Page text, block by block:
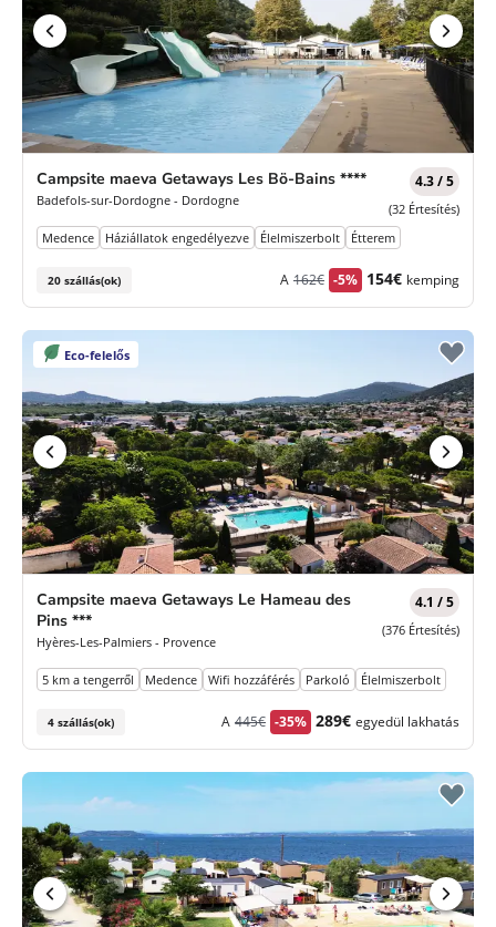
Campsite maeva Getaways Les Bö-Bains ****
Badefols-sur-Dordogne - Dordogne
4.3 / 5
(32 Értesítés)
Medence
Háziállatok engedélyezve Élelmiszerbolt Étterem
20 szállás(ok) A Korábbi
162€ -5% Új
154€ kemping
Eco-felelős
Campsite maeva Getaways Le Hameau des
Pins ***
Hyères-Les-Palmiers - Provence
4.1 / 5
(376 Értesítés)
5 km a tengerről Medence Wifi hozzáférés Parkoló Élelmiszerbolt
4 szállás(ok) A Korábbi
445€ -35% Új
289€ egyedül lakhatás